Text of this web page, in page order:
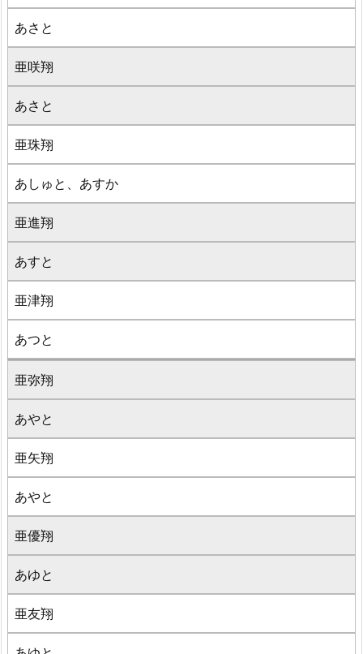
あさと
亜咲翔
あさと
亜珠翔
あしゅと、あすか
亜進翔
あすと
亜津翔
あつと
亜弥翔
あやと
亜矢翔
あやと
亜優翔
あゆと
亜友翔